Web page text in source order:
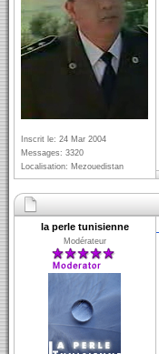
Inscrit le: 24 Mar 2004
Messages: 3320
Localisation: Mezouedistan
la perle tunisienne
Modérateur